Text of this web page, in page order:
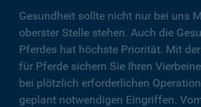
Gesundheit sollte nicht nur bei uns
oberster Stelle stehen. Auch die
Pferdes hat höchste Priorität. Mit
für Pferde sichern Sie Ihren
bei plötzlich erforderlichen
geplant notwendigen Eingriffen.